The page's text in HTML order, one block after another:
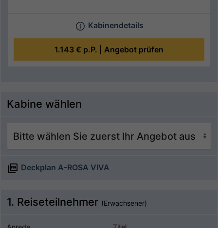
Kabinendetails
1.143 € p.P. | Angebot prüfen
Kabine wählen
Deckplan A-ROSA VIVA
1. Reiseteilnehmer (Erwachsener)